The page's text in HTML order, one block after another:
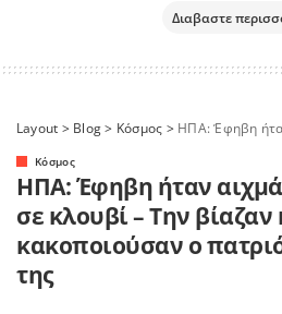
Διαβαστε
Layout > Blog> Κόσμος > ΗΠΑ: Έφηβη ήταν αιχμάλωτη για χρόνια
Κόσμος
ΗΠΑ: Έφηβη ήταν
σε κλουβί – Την βίαζαν
κακοποιούσαν ο
της